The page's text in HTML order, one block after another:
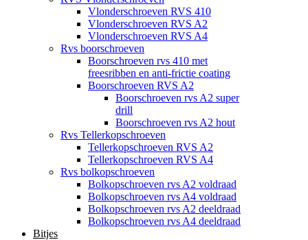
Vlonderschroeven RVS 410
Vlonderschroeven RVS A2
Vlonderschroeven RVS A4
Rvs boorschroeven
Boorschroeven rvs 410 met
freesribben en anti-frictie coating
Boorschroeven RVS A2
Boorschroeven rvs A2 super
drill
Boorschroeven rvs A2 hout
Rvs Tellerkopschroeven
Tellerkopschroeven RVS A2
Tellerkopschroeven RVS A4
Rvs bolkopschroeven
Bolkopschroeven rvs A2 voldraad
Bolkopschroeven rvs A4 voldraad
Bolkopschroeven rvs A2 deeldraad
Bolkopschroeven rvs A4 deeldraad
Bitjes